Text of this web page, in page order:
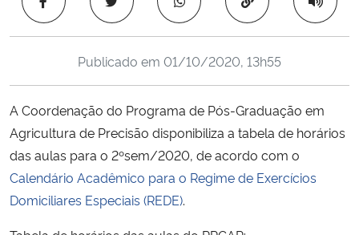
Ministério de Minas e Energia
Ministério da Ciência, Tecnologia, Inovações e Comunicações
Ministério do Meio Ambiente
Publicado em 01/10/2020, 13h55
A Coordenação do Programa de Pós-Graduação em
Agricultura de Precisão disponibiliza a tabela de horários
das aulas para o 2ºsem/2020, de acordo com o
Calendário Acadêmico para o Regime de Exercícios
Domiciliares Especiais (REDE).